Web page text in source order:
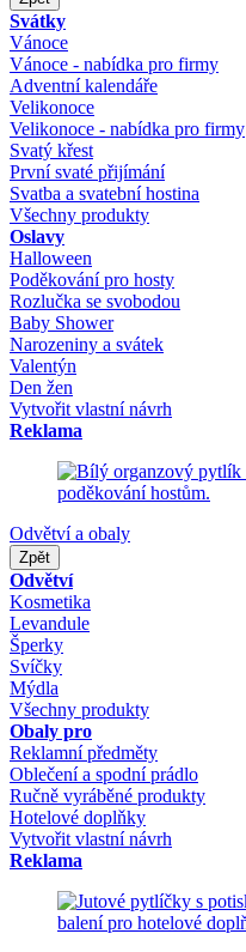
Svátky
Vánoce
Vánoce - nabídka pro firmy
Adventní kalendáře
Velikonoce
Velikonoce - nabídka pro firmy
Svatý křest
První svaté přijímání
Svatba a svatební hostina
Všechny produkty
Oslavy
Halloween
Poděkování pro hosty
Rozlučka se svobodou
Baby Shower
Narozeniny a svátek
Valentýn
Den žen
Vytvořit vlastní návrh
Reklama
Odvětví a obaly
Zpět
Odvětví
Kosmetika
Levandule
Šperky
Svíčky
Mýdla
Všechny produkty
Obaly pro
Reklamní předměty
Oblečení a spodní prádlo
Ručně vyráběné produkty
Hotelové doplňky
Vytvořit vlastní návrh
Reklama